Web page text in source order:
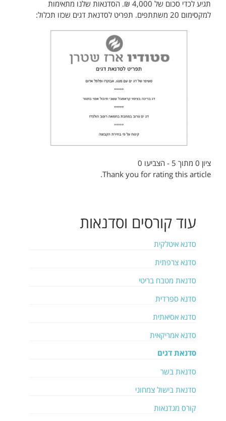
תגיע לכדי סכום של 4,000 ₪. הסדנאות שלנו מתאימות
למקסימום 20 משתתפים. תפריט לסדנאת דגים שכזו תכלול:
ציון 0 מתוך 5 - הצביעו 0
Thank you for rating this article.
עוד קורסים וסדנאות
סדנא איטלקית
סדנא צרפתית
סדנאת מטבח בריטי
סדנא ספרדית
סדנא אסיאתית
סדנא אמריקאית
סדנאת דגים
סדנאת בשר
סדנאת בישול צמחוני
קורס מגדנאות